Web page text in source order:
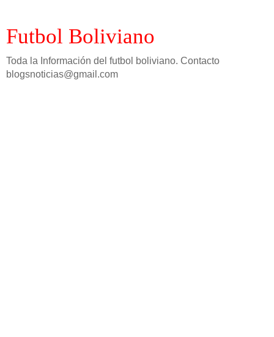
Futbol Boliviano
Toda la Información del futbol boliviano. Contacto
blogsnoticias@gmail.com